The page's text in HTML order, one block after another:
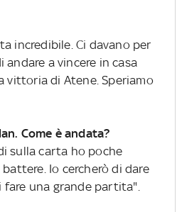
incredibile. Ci davano per
a vincere in casa
vittoria di Atene. Speriamo
Come è andata?
sulla carta ho poche
Io cercherò di dare
fare una grande partita".